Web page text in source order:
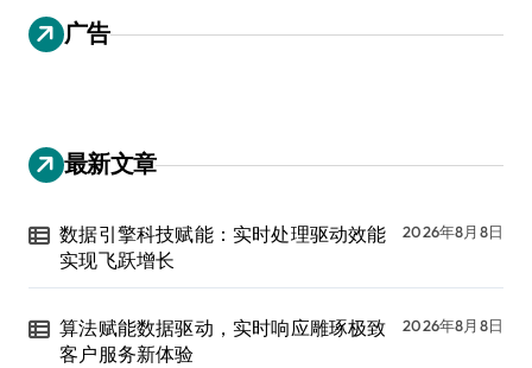
广告
最新文章
数据引擎科技赋能：实时处理驱动效能
实现飞跃增长
2026年8月8日
算法赋能数据驱动，实时响应雕琢极致
客户服务新体验
2026年8月8日